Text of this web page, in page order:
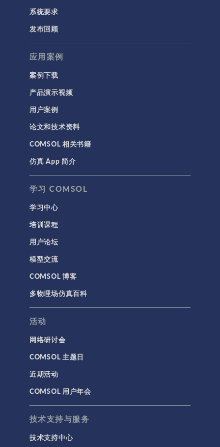
系统要求
发布回顾
应用案例
案例下载
产品演示视频
用户案例
论文和技术资料
COMSOL 相关书籍
仿真 App 简介
学习 COMSOL
学习中心
培训课程
用户论坛
模型交流
COMSOL 博客
多物理场仿真百科
活动
网络研讨会
COMSOL 主题日
近期活动
COMSOL 用户年会
技术支持与服务
技术支持中心